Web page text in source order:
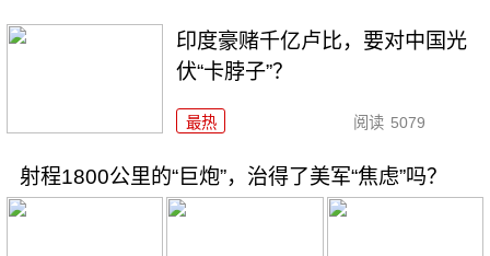
印度豪赌千亿卢比，要对中国光
伏“卡脖子”？
最热 阅读 5079
射程1800公里的“巨炮”，治得了美军“焦虑”吗？